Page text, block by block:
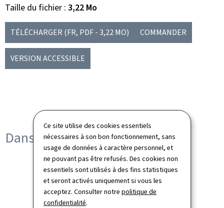
Ce site utilise des cookies essentiels
nécessaires à son bon fonctionnement, sans
usage de données à caractère personnel, et
ne pouvant pas être refusés. Des cookies non
essentiels sont utilisés à des fins statistiques
et seront activés uniquement si vous les
acceptez. Consulter notrepolitique de
confidentialité.
Taille du fichier 3,22 Mo
TÉLÉCHARGER (FR, PDF - 3,22 MO) COMMANDER
VERSION ACCESSIBLE
Dans d'autres langues
About... Languages in
Luxembourg